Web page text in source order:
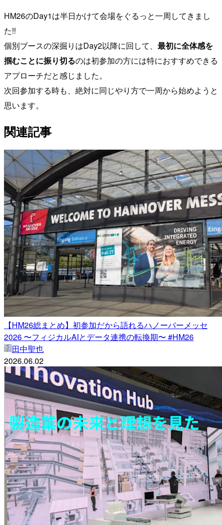
HM26のDay1は半日かけて会場をぐるっと一周してきまし
た!!
個別ブースの深掘りはDay2以降に回して、 最初に全体感を
掴むことに振り切るのは初参加の方には特におすすめできる
アプローチだと感じました。
次回参加する時も、絶対に同じやり方で一周から始めようと
思います。
関連記事
【HM26総まとめ】初参加だから語れるハノーバーメッセ
2026 〜フィジカルAIとデータ連携の転換期〜 #HM26
田中聖也
2026.06.02